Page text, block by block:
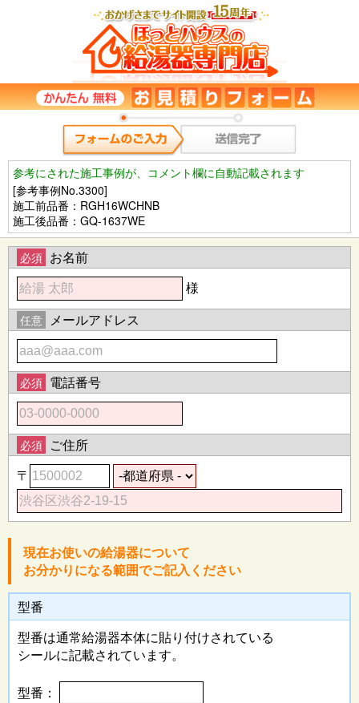
参考にされた施工事例が、コメント欄に自動記載されます
[参考事例No.3300]
施工前品番：RGH16WCHNB
施工後品番：GQ-1637WE
必須 お名前
様
任意 メールアドレス
必須 電話番号
必須 ご住所
〒
現在お使いの給湯器について
お分かりになる範囲でご記入ください
型番
型番は通常給湯器本体に貼り付けされている
シールに記載されています。
型番：